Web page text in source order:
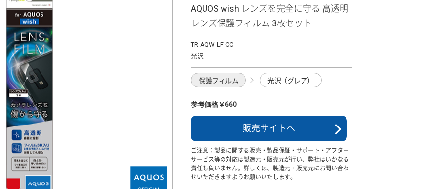
AQUOS wish レンズを完全に守る 高透明
レンズ保護フィルム 3枚セット
TR-AQW-LF-CC
光沢
保護フィルム 光沢（グレア）
参考価格￥660
販売サイトへ
ご注意：製品に関する販売・製品保証・サポート・アフター
サービス等の対応は製造元・販売元が行い、弊社はいかなる
責任も負いません。詳しくは、製造元・販売元にお問い合わ
せいただきますようお願いいたします。